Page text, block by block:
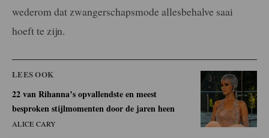
wederom dat zwangerschapsmode allesbehalve saai
hoeft te zijn.
LEES OOK
22 van Rihanna’s opvallendste en meest
besproken stijlmomenten door de jaren heen
ALICE CARY